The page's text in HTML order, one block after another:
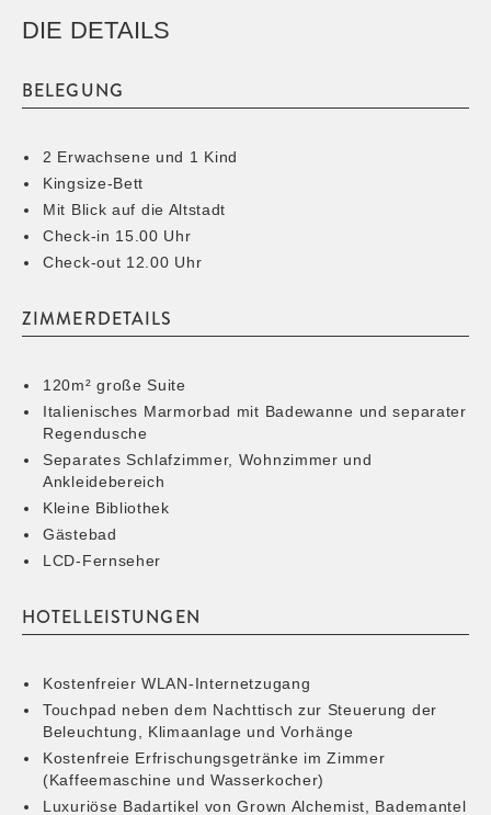
DIE DETAILS
BELEGUNG
2 Erwachsene und 1 Kind
Kingsize-Bett
Mit Blick auf die Altstadt
Check-in 15.00 Uhr
Check-out 12.00 Uhr
ZIMMERDETAILS
120m² große Suite
Italienisches Marmorbad mit Badewanne und separater
Regendusche
Separates Schlafzimmer, Wohnzimmer und
Ankleidebereich
Kleine Bibliothek
Gästebad
LCD-Fernseher
HOTELLEISTUNGEN
Kostenfreier WLAN-Internetzugang
Touchpad neben dem Nachttisch zur Steuerung der
Beleuchtung, Klimaanlage und Vorhänge
Kostenfreie Erfrischungsgetränke im Zimmer
(Kaffeemaschine und Wasserkocher)
Luxuriöse Badartikel von Grown Alchemist, Bademantel